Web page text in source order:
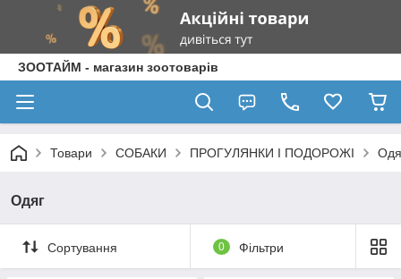
ЗООТАЙМ - магазин зоотоварів
Товари СОБАКИ ПРОГУЛЯНКИ І ПОДОРОЖІ
Одяг
Сортування 0 Фільтри